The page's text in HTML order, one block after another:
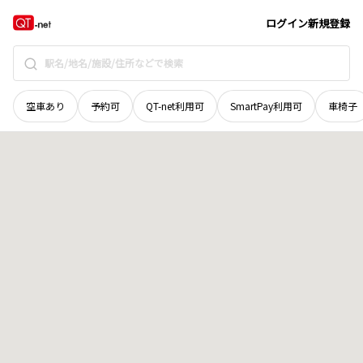
ログイン新規登録
空車あり 予約可 QT-net利用可 SmartPay利用可 車椅子
愛媛県